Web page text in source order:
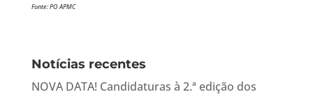
Fonte: PO APMC
Notícias recentes
NOVA DATA! Candidaturas à 2.ª edição dos